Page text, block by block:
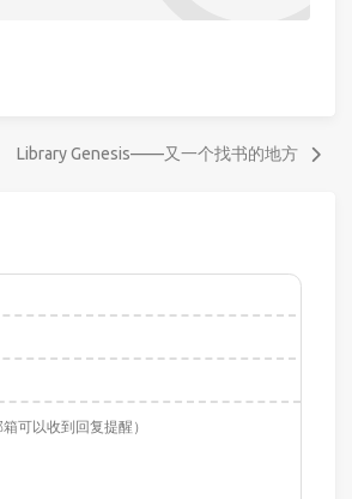
Library Genesis——又一个找书的地方